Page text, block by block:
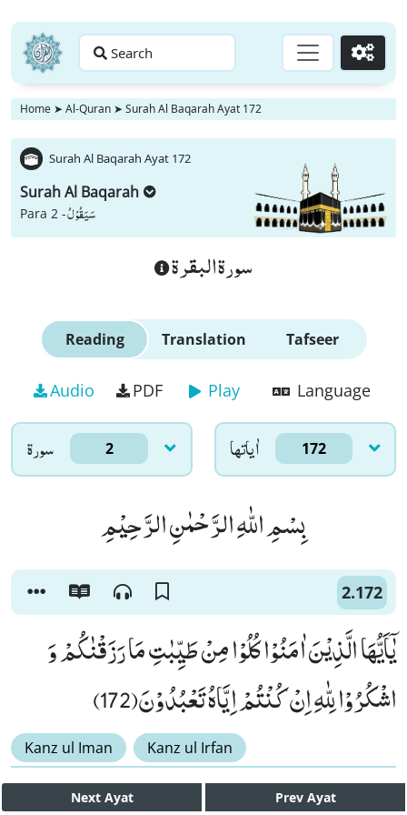
Search Go
Home ➤ Al-Quran ➤ Surah Al Baqarah Ayat 172
Surah Al Baqarah Ayat 172
Surah Al Baqarah
Para 2 -سَیَقُوْلُ
سورة البقرة
Reading Translation Tafseer
Audio PDF Play Language
سورۃ 2 اٰياتها 172
بِسْمِ اللّٰهِ الرَّحْمٰنِ الرَّحِیْمِ
2.172
یٰۤاَیُّهَا الَّذِیْنَ اٰمَنُوْا كُلُوْا مِنْ طَیِّبٰتِ مَا رَزَقْنٰكُمْ وَ
اشْكُرُوْا لِلّٰهِ اِنْ كُنْتُمْ اِیَّاهُ تَعْبُدُوْنَ(172)
Kanz ul Iman Kanz ul Irfan
Next Ayat Prev Ayat